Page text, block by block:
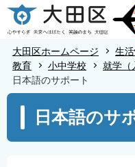
こ
の
の
頭
大田区ホームページ 生
教育
小中学校 就学（
日本語のサポート
こ
日本語のサ